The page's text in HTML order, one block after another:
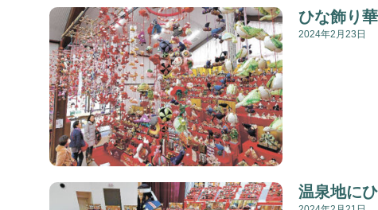
ひな飾り
2024年2月23日
温泉地に